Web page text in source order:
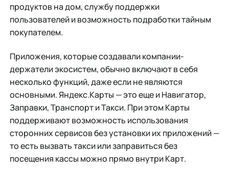
продуктов на дом, службу поддержки
пользователей и возможность подработки тайным
покупателем.
Приложения, которые создавали компании-
держатели экосистем, обычно включают в себя
несколько функций, даже если не являются
основными. Яндекс.Карты — это еще и Навигатор,
Заправки, Транспорт и Такси. При этом Карты
поддерживают возможность использования
сторонних сервисов без установки их приложений —
то есть вызвать такси или заправиться без
посещения кассы можно прямо внутри Карт.